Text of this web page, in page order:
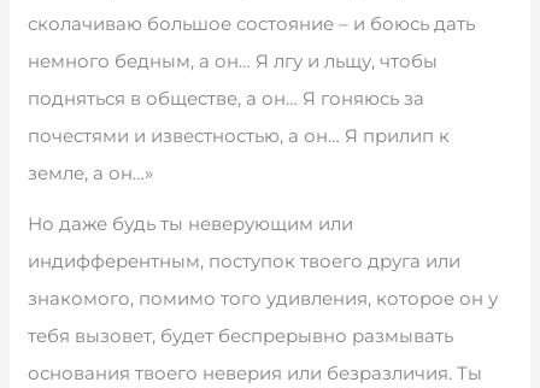
сколачиваю большое состояние – и боюсь дать
немного бедным, а он… Я лгу и льщу, чтобы
подняться в обществе, а он… Я гоняюсь за
почестями и известностью, а он… Я прилип к
земле, а он…»
Но даже будь ты неверующим или
индифферентным, поступок твоего друга или
знакомого, помимо того удивления, которое он у
тебя вызовет, будет беспрерывно размывать
основания твоего неверия или безразличия. Ты